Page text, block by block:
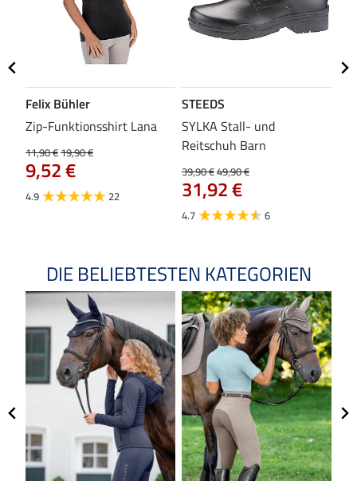
Felix Bühler
Zip-Funktionsshirt Lana
11,90 €19,90 €
9,52 €
4.9 22
STEEDS
SYLKA Stall- und
Reitschuh Barn
39,90 €49,90 €
31,92 €
4.7 6
DIE BELIEBTESTEN KATEGORIEN